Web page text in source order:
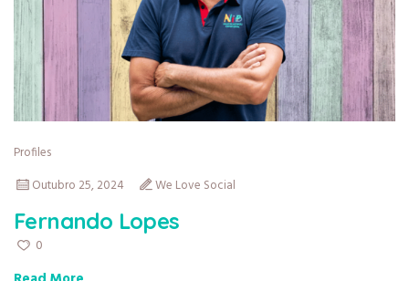
Profiles
Outubro 25, 2024
We Love Social
Fernando Lopes
0